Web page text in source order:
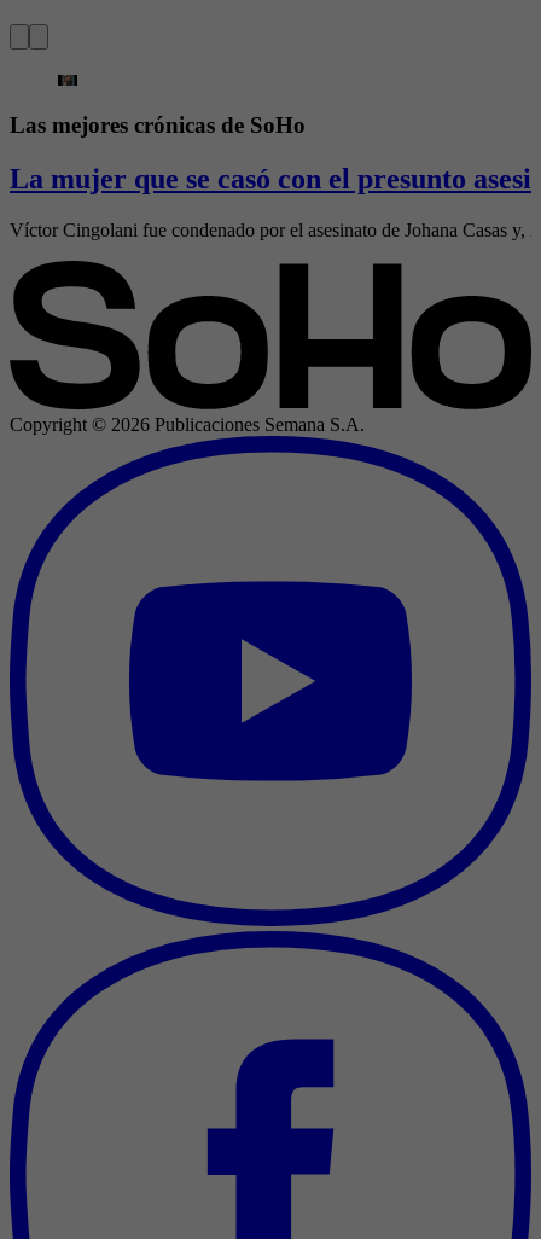
Las mejores crónicas de SoHo
La mujer que se casó con el presunto
Víctor Cingolani fue condenado por el asesinato de Johana Casas y,
Copyright © 2026 Publicaciones Semana S.A.